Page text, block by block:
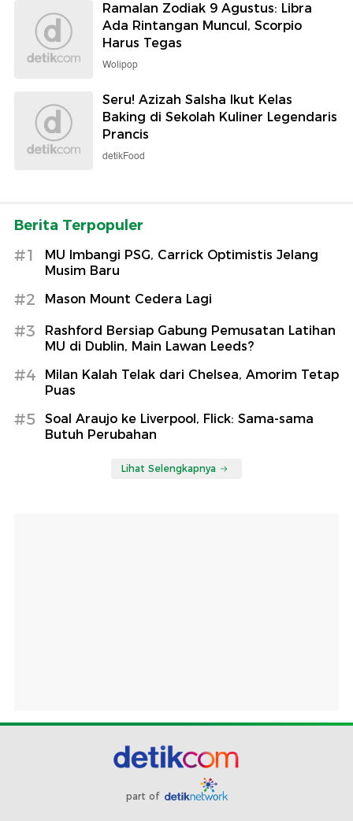
Ramalan Zodiak 9 Agustus: Libra
Ada Rintangan Muncul, Scorpio
Harus Tegas
Wolipop
Seru! Azizah Salsha Ikut Kelas
Baking di Sekolah Kuliner Legendaris
Prancis
detikFood
Berita Terpopuler
#1
MU Imbangi PSG, Carrick Optimistis Jelang
Musim Baru
#2 Mason Mount Cedera Lagi
#3
Rashford Bersiap Gabung Pemusatan Latihan
MU di Dublin, Main Lawan Leeds?
#4
Milan Kalah Telak dari Chelsea, Amorim Tetap
Puas
#5
Soal Araujo ke Liverpool, Flick: Sama-sama
Butuh Perubahan
Lihat Selengkapnya
part of